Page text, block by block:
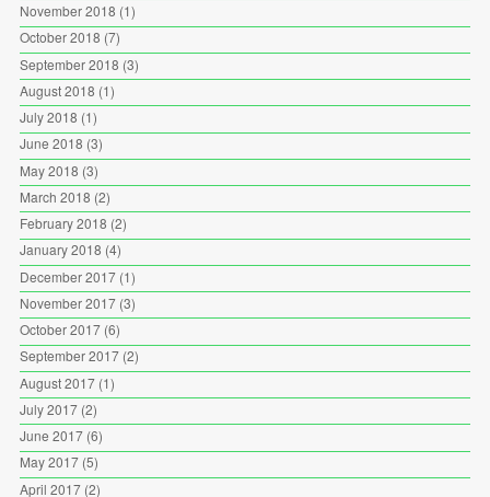
November 2018 (1)
October 2018 (7)
September 2018 (3)
August 2018 (1)
July 2018 (1)
June 2018 (3)
May 2018 (3)
March 2018 (2)
February 2018 (2)
January 2018 (4)
December 2017(1)
November 2017(3)
October 2017(6)
September 2017(2)
August 2017(1)
July 2017(2)
June 2017(6)
May 2017(5)
April 2017(2)